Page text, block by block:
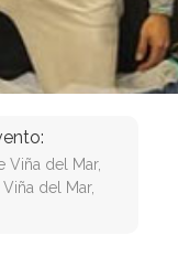
Viña del Mar,
del Mar,